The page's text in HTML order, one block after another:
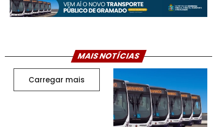
MAIS NOTÍCIAS
Carregar mais